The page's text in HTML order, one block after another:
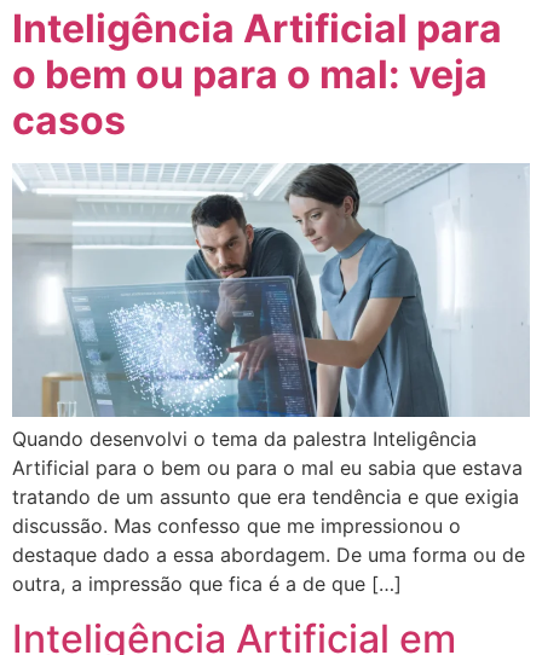
Inteligência Artificial para
o bem ou para o mal: veja
casos
Quando desenvolvi o tema da palestra Inteligência
Artificial para o bem ou para o mal eu sabia que estava
tratando de um assunto que era tendência e que exigia
discussão. Mas confesso que me impressionou o
destaque dado a essa abordagem. De uma forma ou de
outra, a impressão que fica é a de que […]
Inteligência Artificial em